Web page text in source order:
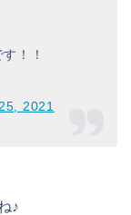
！！
2021
♪